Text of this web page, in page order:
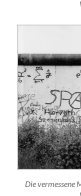
Die vermessene